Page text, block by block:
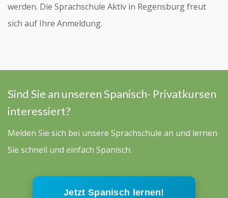
werden. Die Sprachschule Aktiv in Regensburg freut
sich auf Ihre Anmeldung.
Sind Sie an unseren Spanisch- Privatkursen
interessiert?
Melden Sie sich bei unsere Sprachschule an und lernen
Sie schnell und einfach Spanisch.
Jetzt Spanisch lernen!